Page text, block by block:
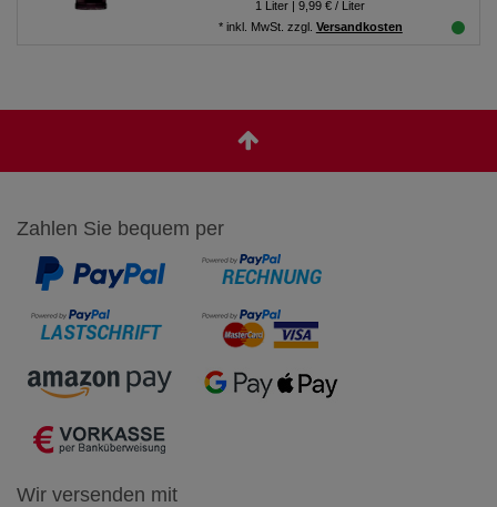
1 Liter | 9,99 € / Liter
* inkl. MwSt. zzgl. Versandkosten
Zahlen Sie bequem per
Wir versenden mit